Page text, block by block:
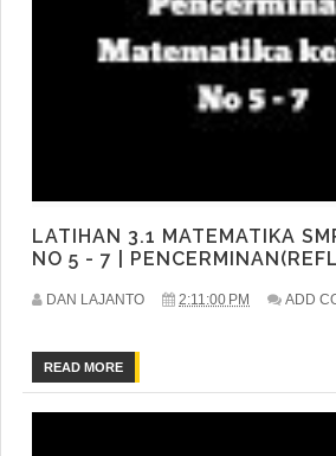
LATIHAN 3.1 MATEMATIKA
NO 5 - 7 |
DAN LAJANTO 2:11:00 PM ADD
READ MORE